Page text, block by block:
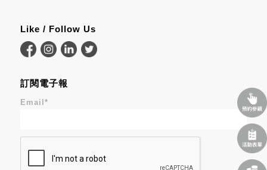
Like / Follow Us
訂閱電子報
Email *